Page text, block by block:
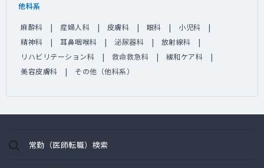
他科系
麻酔科 産婦人科 皮膚科 眼科
小児科
精神科
耳鼻咽喉科 泌尿器科
放射線科
リハビリテーション科
救命救急科
緩和ケア科
美容皮膚科
その他（他科系）
常勤（医師転職）検索